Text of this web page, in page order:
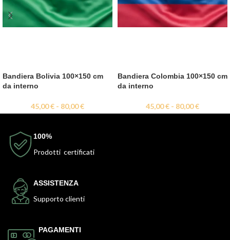
Bandiera Bolivia 100×150 cm
da interno
45,00€ - 80,00€
Bandiera Colombia 100×150 cm
da interno
45,00€ - 80,00€
100%
Prodotti certificati
ASSISTENZA
Supporto clienti
PAGAMENTI